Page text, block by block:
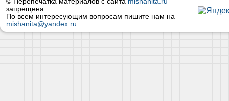
запрещена
По всем интересующим вопросам пишите нам на
mishanita@yandex.ru